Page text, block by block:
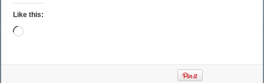
Like this:
Loading…